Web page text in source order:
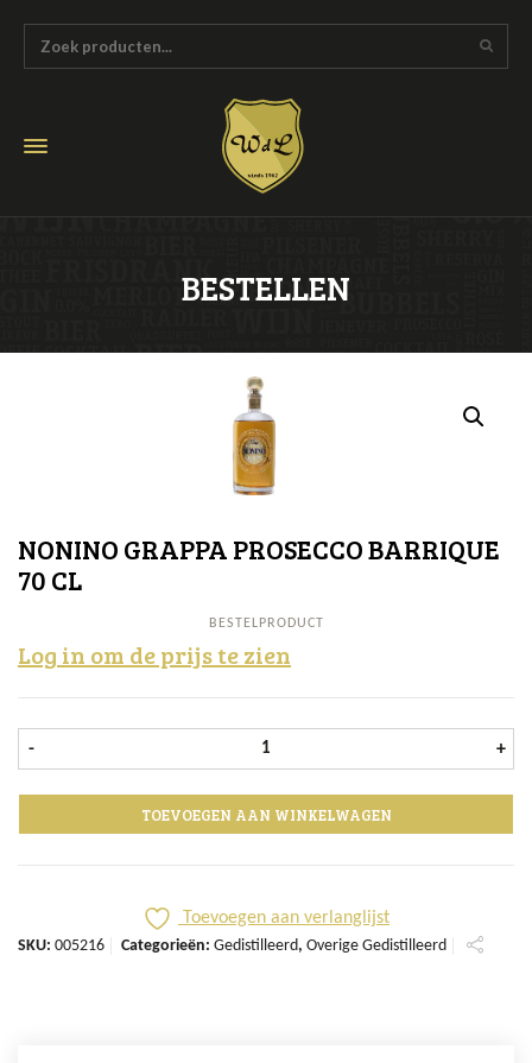
BESTELLEN
NONINO GRAPPA PROSECCO BARRIQUE
70 CL
BESTELPRODUCT
Log in om de prijs te zien
- Nonino Grappa Prosecco Barrique
+
TOEVOEGEN AAN WINKELWAGEN
Toevoegen aan verlanglijst
SKU: 005216 Categorieën: Gedistilleerd, Overige Gedistilleerd